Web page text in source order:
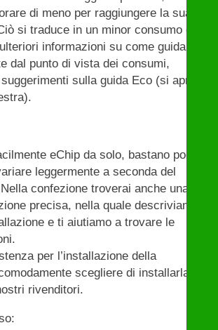
di meno per raggiungere la sua
si traduce in un minor consumo di
informazioni su come guidare
dal punto di vista dei consumi,
sulla guida Eco (si apre
eChip da solo, bastano pochi
leggermente a seconda del
confezione troverai anche una
precisa, nella quale descriviamo il
e ti aiutiamo a trovare le
per l’installazione della
scegliere di installarla
rivenditori.